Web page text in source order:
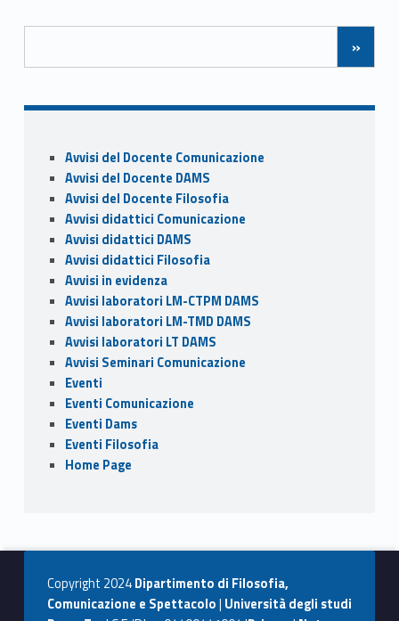
o
o
o
n
vi
di
Posts Navigation
»
Sidebar
Avvisi del Docente Comunicazione
Avvisi del Docente DAMS
Avvisi del Docente Filosofia
Avvisi didattici Comunicazione
Avvisi didattici DAMS
Avvisi didattici Filosofia
Avvisi in evidenza
Avvisi laboratori LM-CTPM DAMS
Avvisi laboratori LM-TMD DAMS
Avvisi laboratori LT DAMS
Avvisi Seminari Comunicazione
Eventi
Eventi Comunicazione
Eventi Dams
Eventi Filosofia
Home Page
Copyright 2024Dipartimento di Filosofia,
Comunicazione e Spettacolo| Università degli studi